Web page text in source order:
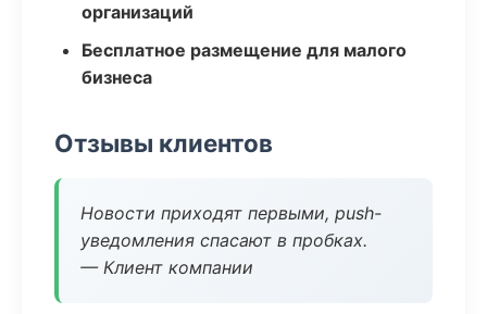
организаций
Бесплатное размещение для малого
бизнеса
Отзывы клиентов
Новости приходят первыми, push-
уведомления спасают в пробках.
— Клиент компании